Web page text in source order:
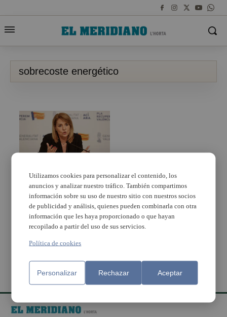
sobrecoste energético
El Consell aprueba un
bono térmico para los
sobrecostes
energéticos de los
hogares afectados por
la dana
Utilizamos cookies para personalizar el contenido, los
anuncios y analizar nuestro tráfico. También compartimos
información sobre su uso de nuestro sitio con nuestros socios
de publicidad y análisis, quienes pueden combinarla con otra
información que les haya proporcionado o que hayan
recopilado a partir del uso de sus servicios.
Política de cookies
Personalizar Rechazar Aceptar